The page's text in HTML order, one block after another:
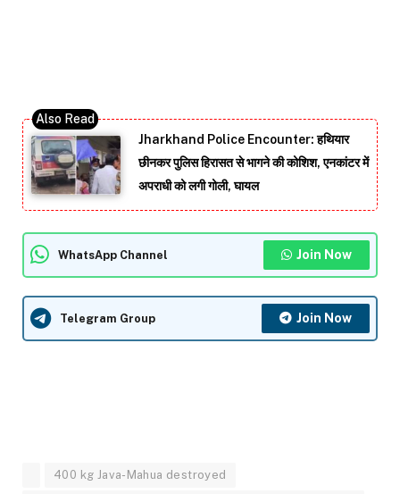
Jharkhand Police Encounter: हथियार
छीनकर पुलिस हिरासत से भागने की कोशिश, एनकांटर में
अपराधी को लगी गोली, घायल
WhatsApp Channel Join Now
Telegram Group Join Now
400 kg Java-Mahua destroyed